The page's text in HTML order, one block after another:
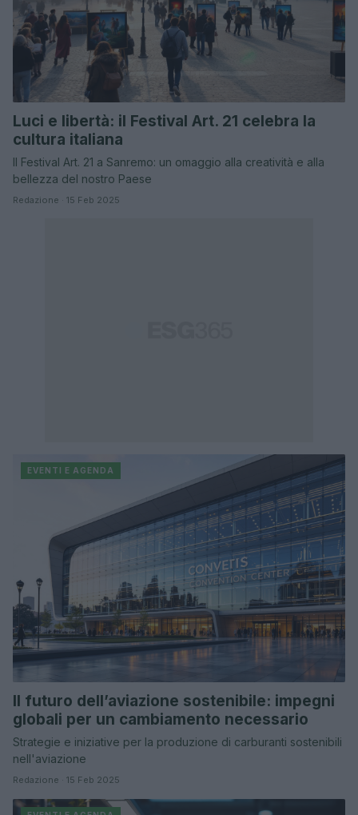
Luci e libertà: il Festival Art. 21 celebra la
cultura italiana
Il Festival Art. 21 a Sanremo: un omaggio alla creatività e alla
bellezza del nostro Paese
Redazione · 15 Feb 2025
EVENTI E AGENDA
Il futuro dell’aviazione sostenibile: impegni
globali per un cambiamento necessario
Strategie e iniziative per la produzione di carburanti sostenibili
nell'aviazione
Redazione · 15 Feb 2025